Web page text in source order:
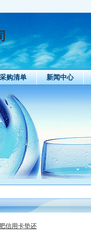
采购清单 新闻中心
信用卡垫还